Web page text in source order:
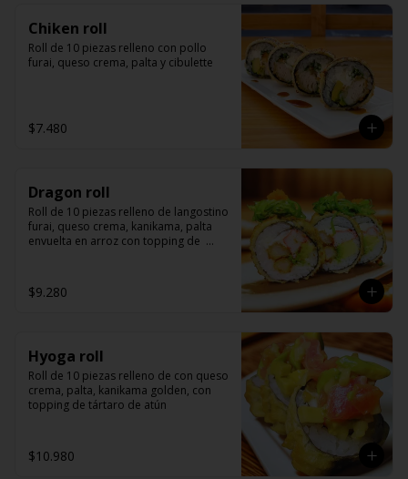
Chiken roll
Roll de 10 piezas relleno con pollo
furai, queso crema, palta y cibulette
$7.480
Dragon roll
Roll de 10 piezas relleno de langostino
furai, queso crema, kanikama, palta
envuelta en arroz con topping de
$9.280
Hyoga roll
Roll de 10 piezas relleno de con queso
crema, palta, kanikama golden, con
topping de tártaro de atún
$10.980